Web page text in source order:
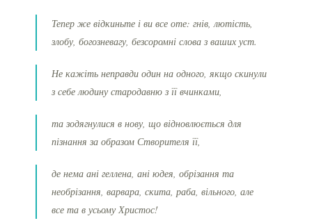
Тепер же відкиньте і ви все оте: гнів, лютість,
злобу, богозневагу, безсоромні слова з ваших уст.
Не кажіть неправди один на одного, якщо скинули
з себе людину стародавню з її вчинками,
та зодягнулися в нову, що відновлюється для
пізнання за образом Створителя її,
де нема ані геллена, ані юдея, обрізання та
необрізання, варвара, скита, раба, вільного, але
все та в усьому Христос!